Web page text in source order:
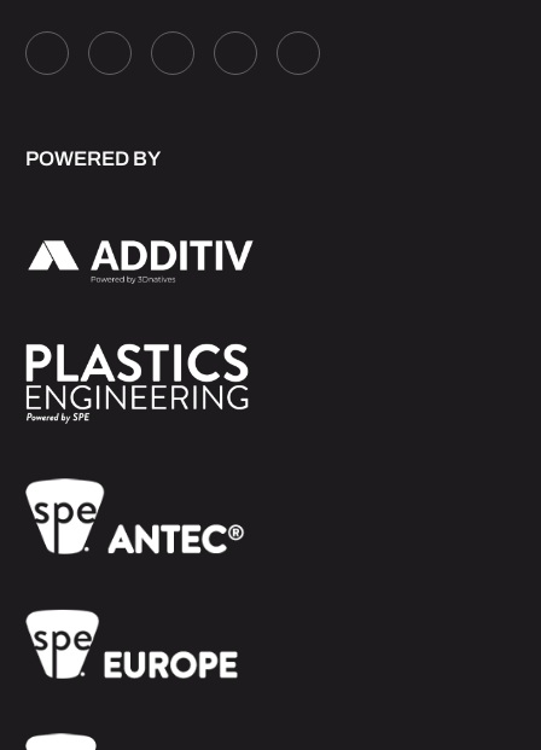
POWERED BY